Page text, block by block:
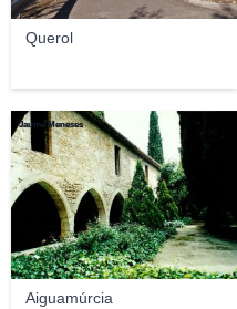
Querol
Aiguamúrcia
Jaume Meneses